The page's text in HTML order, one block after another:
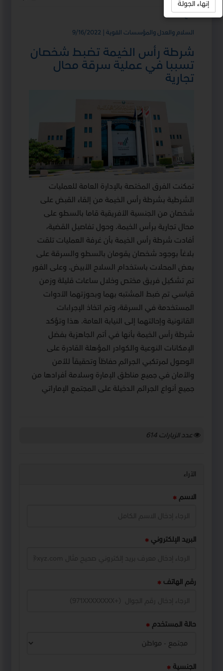
استمع
السلام والعدل والمؤسسات القوية | 9/16/2022
شرطة رأس الخيمة تضبط شخصان
تسببا في عملية سرقة محال
تجارية
تمكنت الفرق المختصة بالإدارة العامة للعمليات
الشرطية بشرطة رأس الخيمة من إلقاء القبض على
شخصان من الجنسية الأفريقية قاما بالسطو على
محال تجارية برأس الخيمة. وحول تفاصيل القضية،
أفادت شرطة رأس الخيمة بأن غرفة العمليات تلقت
بلاغاً بوجود شخصان يقومان بالسطو والسرقة على
بعض المحلات باستخدام السلاح الأبيض. وعلى الفور
تم تشكيل فريق مختص وخلال ساعات قليلة وزمن
قياسي تم ضبط المشتبه بهما وبحوزتهما الأدوات
المستخدمة في السرقة، وتم اتخاذ الإجراءات
القانونية وإحالتهما إلى النيابة العامة. هذا وتؤكد
شرطة رأس الخيمة بأنها في أتم الجاهزية بفضل
الإمكانات النوعية والكوادر المؤهلة القادرة على
الوصول لمرتكبي الجرائم حفاظاً وتحقيقاً للأمن
والأمان في جميع مناطق الإمارة وسلامة أفرادها من
جميع أنواع الجرائم الدخيلة على المجتمع الإماراتي
عدد الزيارات614
الآراء
الاسم
البريد الإلكتروني
رقم الهاتف
حالة المستخدم
الجنسية
إنهاء الجولة